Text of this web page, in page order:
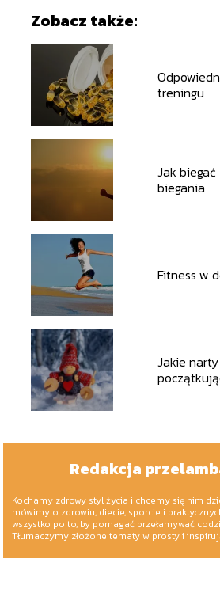
Zobacz także:
treningu
Jak
biegania
Fitness w
Jakie
Redakcja
Kochamy zdrowy styl życia i chcemy się nim
mówimy o zdrowiu, diecie, sporcie i
wszystko po to, by pomagać przełamywać
Tłumaczymy złożone tematy w prosty i